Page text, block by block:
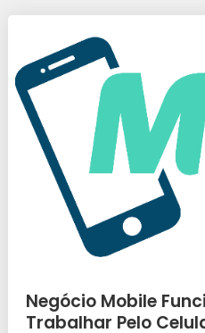
Negócio Mobile
Trabalhar Pelo